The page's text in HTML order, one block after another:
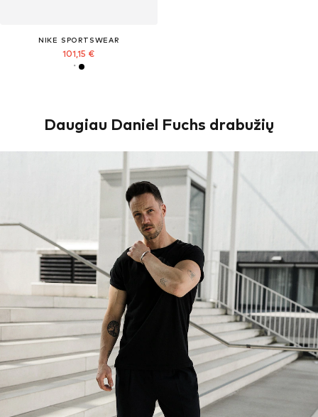
NIKE SPORTSWEAR
101,15 €
Daugiau Daniel Fuchs drabužių